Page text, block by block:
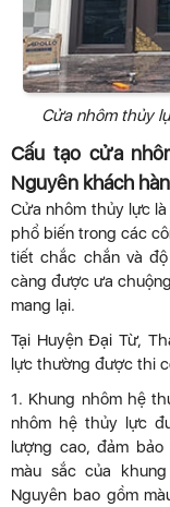
Cửa nhôm thủy
Cấu tạo cửa
Nguyên khách
Cửa nhôm thủy lực
phổ biến trong các
tiết chắc chắn và
càng được ưa
mang lại.
Tại Huyện Đại Từ,
lực thường được thi
1. Khung nhôm hệ
nhôm hệ thủy lực
lượng cao, đảm
màu sắc của
Nguyên bao gồm